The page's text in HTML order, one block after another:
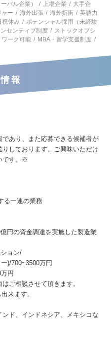
バル企業） 上場企業
大手企
ー 海外出張 海外折衝
英語力
祝休み
ポテンシャル採用（未経験
センティブ制度
ストックオプシ
ワーク可能
MBA・留学支援制度
報
あり、また応募できる候補者が
しております。ご興味いただけ
です。※
る一連の業務
円の資金調達を実施した製造業
ョン/
)/700~3500万円
円
ご相談させて頂きます。
来ます。
ド、インドネシア、メキシコな